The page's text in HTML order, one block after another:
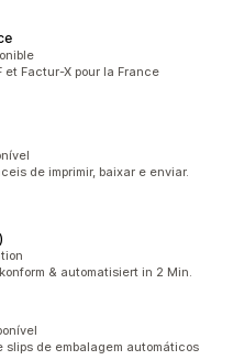
et Factur-X pour la France
de imprimir, baixar e enviar.
& automatisiert in 2 Min.
slips de embalagem automáticos